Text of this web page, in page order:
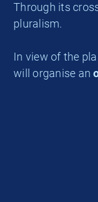
Through its
pluralism.
In view of the
will organise an